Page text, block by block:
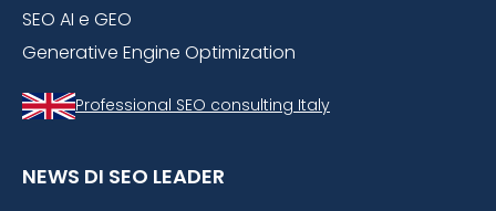
SEO AI e GEO
Generative Engine Optimization
Professional SEO consulting Italy
NEWS DI SEO LEADER